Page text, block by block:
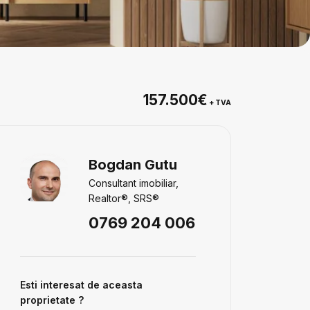
157.500€ + TVA
Bogdan Gutu
Consultant imobiliar,
Realtor®, SRS®
0769 204 006
Esti interesat de aceasta
proprietate ?